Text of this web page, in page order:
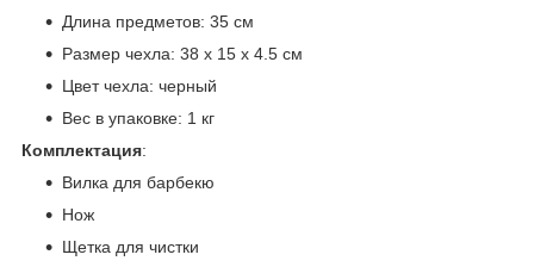
Длина предметов: 35 см
Размер чехла: 38 х 15 х 4.5 см
Цвет чехла: черный
Вес в упаковке: 1 кг
Комплектация:
Вилка для барбекю
Нож
Щетка для чистки